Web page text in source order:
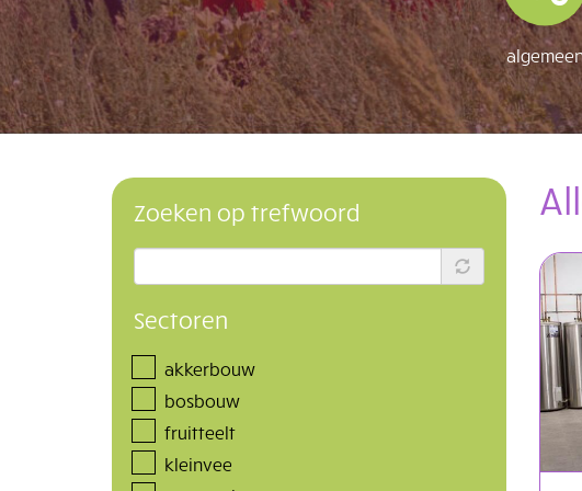
Zoeken op trefwoord
Sectoren
akkerbouw
bosbouw
fruitteelt
kleinvee